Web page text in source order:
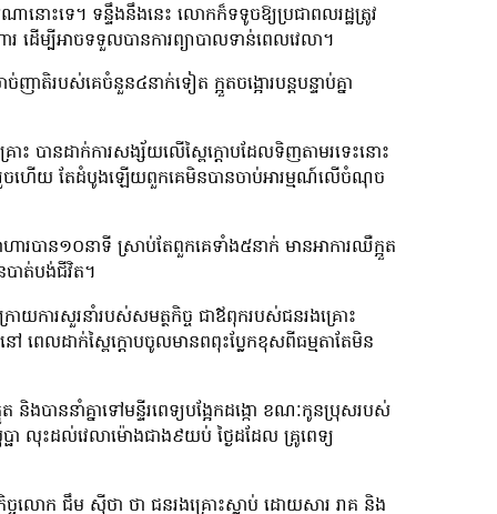
ះទេ។ ទន្ទឹងនឹងនេះ លោកក៏ទទូចឱ្យប្រជាពលរដ្ឋត្រូវ
ដើម្បីអាចទទួលបានការព្យាបាលទាន់ពេលវេលា។
តិរបស់គេចំនួន៤នាក់ទៀត ក្អួតចង្អោរបន្តបន្ទាប់គ្នា
ះ បានដាក់ការសង្ស័យលើស្ពៃក្ដោបដែលទិញតាមរទេះនោះ
ចហើយ តែដំបូងឡើយពួកគេមិនបានចាប់អារម្មណ៍លើចំណុច
របាន១០នាទី ស្រាប់តែពួកគេទាំង៥នាក់ មានអាការឈឺក្អួត
បាត់បង់ជីវិត។
ារសួរនាំរបស់សមត្ថកិច្ច ជាឪពុករបស់ជនរងគ្រោះ
ពេលដាក់ស្ពៃក្តោបចូលមានពពុះប្លែកខុសពីធម្មតាតែមិន
ងបាននាំគ្នាទៅមន្ទីរពេទ្យបង្អែកដង្កោ ខណៈកូនប្រុសរបស់
ប្ផា លុះដល់វេលាម៉ោងជាង៩យប់ ថ្ងៃដដែល គ្រូពេទ្យ
ចលោក ជឹម ស៊ីថា ថា ជនរងគ្រោះស្លាប់ ដោយសារ រាគ និង